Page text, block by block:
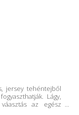
jersey tehéntejből
Lágy,
az egész